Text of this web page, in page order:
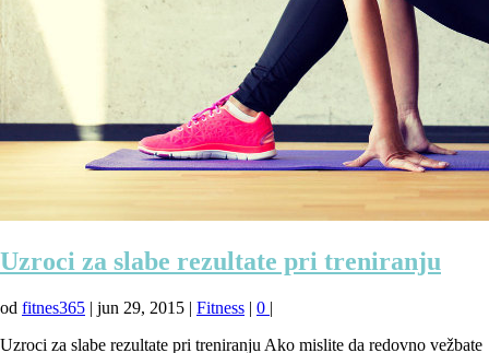
Uzroci za slabe rezultate pri treniranju
od fitnes365 | jun 29, 2015 | Fitness | 0 |
Uzroci za slabe rezultate pri treniranju Ako mislite da redovno vežbate